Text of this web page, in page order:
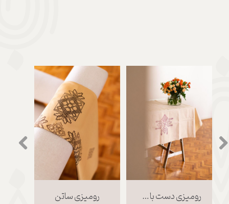
رومیزی ساتن رومیزی دست باف مهر خورده